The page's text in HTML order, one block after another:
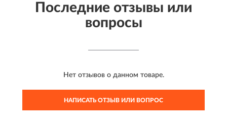
Последние отзывы или
вопросы
Нет отзывов о данном товаре.
НАПИСАТЬ ОТЗЫВ ИЛИ ВОПРОС